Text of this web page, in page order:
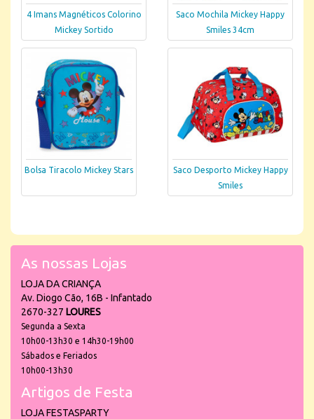
4 Imans Magnéticos Colorino
Mickey Sortido
Saco Mochila Mickey Happy
Smiles 34cm
Bolsa Tiracolo Mickey Stars
Saco Desporto Mickey Happy
Smiles
As nossas Lojas
LOJA DA CRIANÇA
Av. Diogo Cão, 16B - Infantado
2670-327 LOURES
Segunda a Sexta
10h00-13h30 e 14h30-19h00
Sábados e Feriados
10h00-13h30
Artigos de Festa
LOJA FESTASPARTY